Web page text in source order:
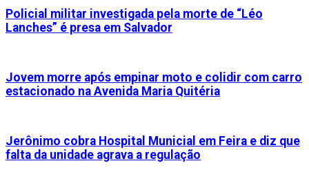
Policial militar investigada pela morte de “Léo
Lanches” é presa em Salvador
Jovem morre após empinar moto e colidir com carro
estacionado na Avenida Maria Quitéria
Jerônimo cobra Hospital Municial em Feira e diz que
falta da unidade agrava a regulação